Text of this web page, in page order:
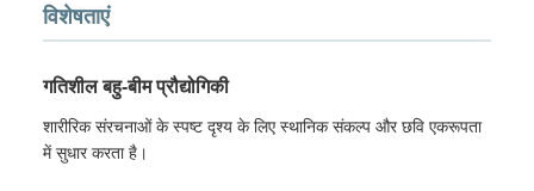
विशेषताएं
गतिशील बहु-बीम प्रौद्योगिकी
शारीरिक संरचनाओं के स्पष्ट दृश्य के लिए स्थानिक संकल्प और छवि एकरूपता
में सुधार करता है।